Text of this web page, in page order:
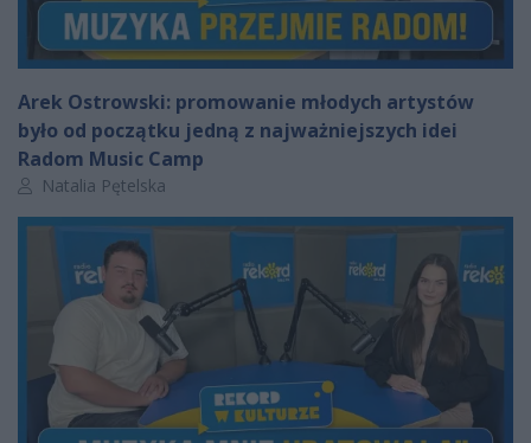
Arek Ostrowski: promowanie młodych artystów
było od początku jedną z najważniejszych idei
Radom Music Camp
Autor artykułu:
Natalia Pętelska